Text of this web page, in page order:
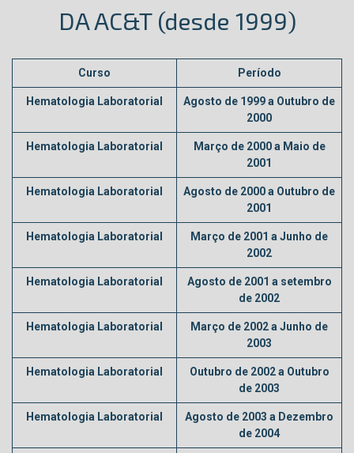
DA AC&T (desde 1999)
Curso Período
Hematologia Laboratorial
Agosto de 1999 a Outubro de
2000
Hematologia Laboratorial
Março de 2000 a Maio de
2001
Hematologia Laboratorial
Agosto de 2000 a Outubro de
2001
Hematologia Laboratorial
Março de 2001 a Junho de
2002
Hematologia Laboratorial
Agosto de 2001 a setembro
de 2002
Hematologia Laboratorial
Março de 2002 a Junho de
2003
Hematologia Laboratorial
Outubro de 2002 a Outubro
de 2003
Hematologia Laboratorial
Agosto de 2003 a Dezembro
de 2004